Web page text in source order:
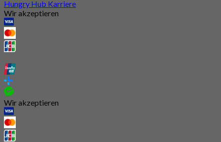
Hungry Hub Karriere
Wir akzeptieren
Wir akzeptieren